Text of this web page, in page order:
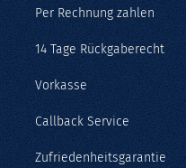
Per Rechnung zahlen
14 Tage Rückgaberecht
Vorkasse
Callback Service
Zufriedenheitsgarantie